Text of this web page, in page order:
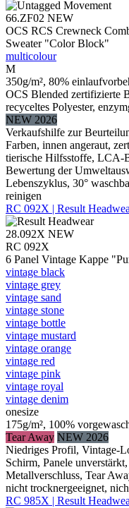
66.ZF02 NEW
OCS RCS Crewneck
Sweater "Color Block"
multicolour
M
350g/m², 80%
OCS Blended zertifizierte
recyceltes Polyester,
NEW 2026
Verkaufshilfe zur
Farben, innen angeraut,
tierische Hilfsstoffe, LCA-
Bewertung der
Lebenszyklus, 30°
reinigen
RC 092X | Result
28.092X NEW
RC 092X
6 Panel Vintage Kappe
vintage black
vintage grey
vintage sand
vintage stone
vintage bottle
vintage mustard
vintage orange
vintage red
vintage pink
vintage royal
vintage denim
onesize
175g/m², 100%
Tear Away NEW 2026
Niedriges Profil, Vintage-
Schirm, Panele
Metallverschluss, Tear
nicht trocknergeeignet,
RC 985X | Result